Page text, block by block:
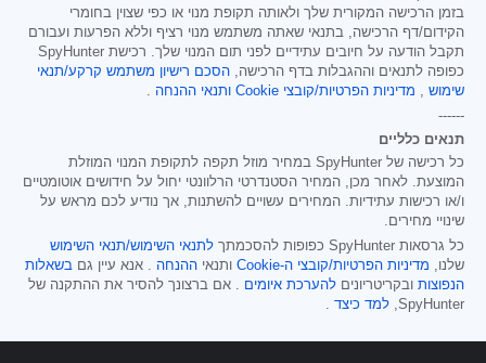
בזמן הרכישה המקורית שלך ולאותה תקופת מנוי או כפי שצוין בחומרי
הקידום/דף הרכישה, בתנאי שאתה משתמש מנוי רציף וללא הפרעות ועבורם
תקבל הודעה על חיובים עתידיים לפני תום המנוי שלך. רכישת SpyHunter
כפופה לתנאים וההגבלות בדף הרכישה, הסכם רישיון משתמש קרקע/תנאי
שימוש , מדיניות הפרטיות/קובצי Cookie ותנאי ההנחה .
------
תנאים כלליים
כל רכישה של SpyHunter במחיר מוזל תקפה לתקופת המנוי המוזלת
המוצעת. לאחר מכן, המחיר הסטנדרטי הרלוונטי יחול על חידושים אוטומטיים
ו/או רכישות עתידיות. המחירים עשויים להשתנות, אך נודיע לכם מראש על
שינויי מחירים.
כל גרסאות SpyHunter כפופות להסכמתך
לתנאי השימוש/תנאי השימוש
שלנו, מדיניות הפרטיות/קובצי ה-Cookie ותנאי ההנחה . אנא עיין גם בשאלות
הנפוצות ובקריטריונים להערכת איומים . אם ברצונך להסיר את ההתקנה של
SpyHunter, למד כיצד .